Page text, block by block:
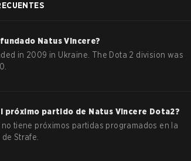
Natus Vincere?
in 2009 in Ukraine. The Dota 2 division was
próximo partido de Natus Vincere Dota2?
no tiene próximos partidas programados en la
Strafe.